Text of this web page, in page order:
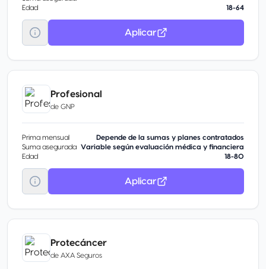
Edad
18-64
Aplicar
Profesional
de GNP
Prima mensual
Depende de la sumas y planes contratados
Suma asegurada Variable según evaluación médica y financiera
Edad
18-80
Aplicar
Protecáncer
de AXA Seguros